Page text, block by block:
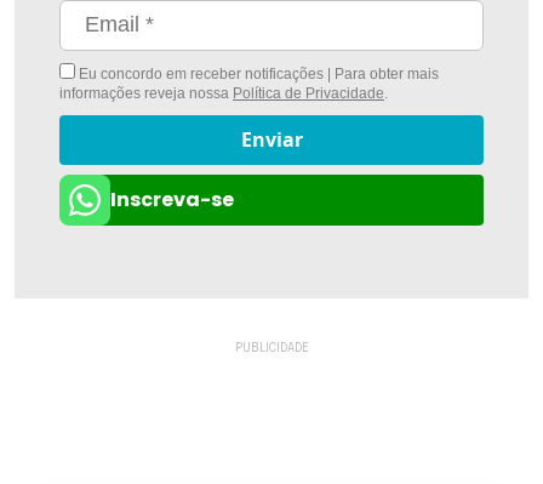
Eu concordo em receber notificações | Para obter mais
informações reveja nossa Política de Privacidade.
Enviar
Inscreva-se